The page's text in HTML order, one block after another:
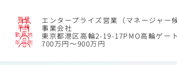
職種 エンタープライズ営業（マネージャー候
業種 事業会社
勤務地 東京都港区高輪2-19-17PMO高輪ゲー
年収例 700万円～900万円